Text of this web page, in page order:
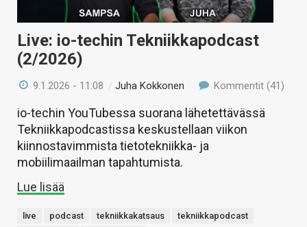
Live: io-techin Tekniikkapodcast
(2/2026)
9.1.2026 - 11:08 /Juha Kokkonen Kommentit (41)
io-techin YouTubessa suorana lähetettävässä
Tekniikkapodcastissa keskustellaan viikon
kiinnostavimmista tietotekniikka- ja
mobiilimaailman tapahtumista.
Lue lisää
live podcast tekniikkakatsaus
tekniikkapodcast